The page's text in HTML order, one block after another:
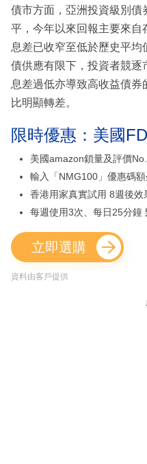
債市方面，亞洲投資級別債
平，今年以來回報主要來
息差已收窄至低於歷史平
債供應有限下，投資者競逐
息差過低亦導致高收益債券
比明顯轉差。
限時優惠：美國
美國amazon鎖量及評價No.
輸入「NMG100」優惠碼
香港用家真實試用 8週後效
每週使用3次、每日25分鐘
立即選購
資料由客戶提供